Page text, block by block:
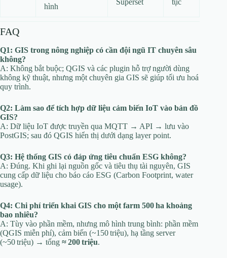
hình
FAQ
Q1: GIS trong nông nghiệp có cần đội ngũ IT chuyên sâu
không?
A: Không bắt buộc; QGIS và các plugin hỗ trợ người dùng
không kỹ thuật, nhưng một chuyên gia GIS sẽ giúp tối ưu hoá
quy trình.
Q2: Làm sao để tích hợp dữ liệu cảm biến IoT vào bản đồ
GIS?
A: Dữ liệu IoT được truyền qua MQTT → API → lưu vào
PostGIS; sau đó QGIS hiển thị dưới dạng layer point.
Q3: Hệ thống GIS có đáp ứng tiêu chuẩn ESG không?
A: Đúng. Khi ghi lại nguồn gốc và tiêu thụ tài nguyên, GIS
cung cấp dữ liệu cho báo cáo ESG (Carbon Footprint, water
usage).
Q4: Chi phí triển khai GIS cho một farm 500 ha khoảng
bao nhiêu?
A: Tùy vào phần mềm, nhưng mô hình trung bình: phần mềm
(QGIS miễn phí), cảm biến (~150 triệu), hạ tầng server
(~50 triệu) → tổng ≈ 200 triệu.